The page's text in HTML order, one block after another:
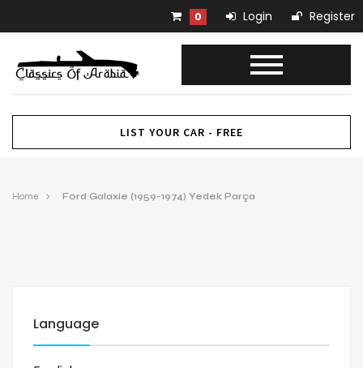
0 Login Register
LIST YOUR CAR - FREE
Home Ford Galaxie (1959-1974) Yedek Parça
Language